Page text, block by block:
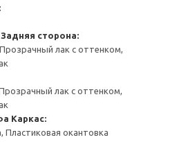
сторона:
лак с оттенком,
лак с оттенком,
Каркас:
Пластиковая окантовка